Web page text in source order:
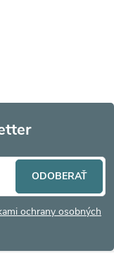
ochrany osobných
ODOBERAŤ